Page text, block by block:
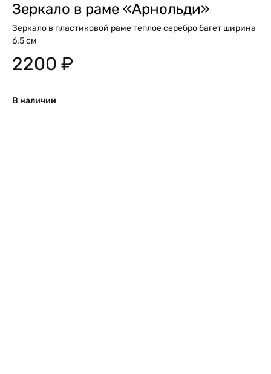
Зеркало в раме «Арнольди»
Зеркало в пластиковой раме теплое серебро багет ширина
6.5 см
2200 ₽
В наличии